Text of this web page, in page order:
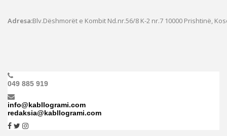
Adresa:Blv.Dëshmorët e Kombit Nd.nr.56/8 K-2 nr.7 10000 Prishtinë,
049 885 919
info@kabllogrami.com
redaksia@kabllogrami.com